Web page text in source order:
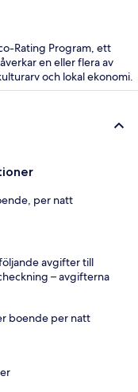
Rating Program, ett
en eller flera av
och lokal ekonomi.
per natt
avgifter till
– avgifterna
boende per natt